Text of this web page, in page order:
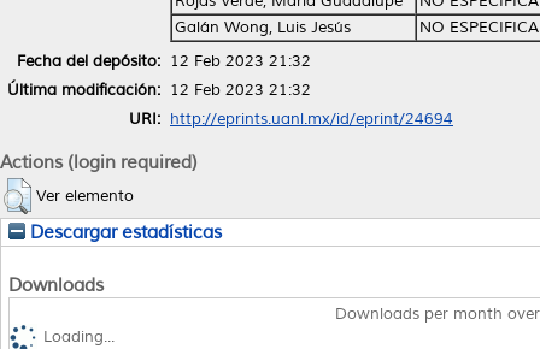
Galán Wong, Luis Jesús
NO
Fecha del depósito: 12 Feb 2023 21:32
Última modificación: 12 Feb 2023 21:32
URI: http://eprints.uanl.mx/id/eprint/24694
Actions (login required)
Ver elemento
Descargar estadísticas
Downloads
Downloads per month
Loading...